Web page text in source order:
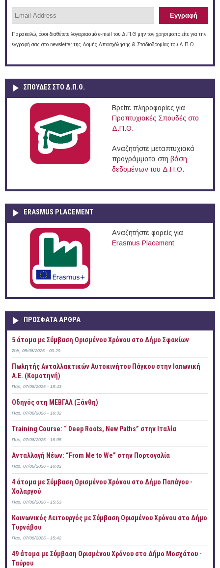
Παρακαλώ, όσοι διαθέτετε λογαριασμό e-mail του Δ.Π.Θ μην τον χρησιμοποιείτε για την
εγγραφή σας στο newsletter της Δομής Απασχόλησης & Σταδιοδρομίας του Δ.Π.Θ.
ΣΠΟΥΔΈΣ ΣΤΟ Δ.Π.Θ.
Βρείτε πληροφορίες για
Προπτυχιακές Σπουδές στο
Δ.Π.Θ.
Αναζητήστε μεταπτυχιακά
προγράμματα στη βάση
δεδομένων του Δ.Π.Θ.
ERASMUS PLACEMENT
Αναζητήστε φορείς για
Erasmus Placement
ΠΡOΣΦΑΤΑ AΡΘΡΑ
5 άτομα με Σύμβαση Ορισμένου Χρόνου στο Δήμο Σφακίων
Σάβ, 08/08/2026 - 00:29
Πωλητής Ανταλλακτικών Αυτοκινήτου Πάγκου στην Ιαπωνική
Α.Ε. (Κομοτηνή)
Παρ, 07/08/2026 - 18:43
Οδηγός στη ΜΕΒΓΑΛ (Ξάνθη)
Παρ, 07/08/2026 - 16:32
Training Course: “ Deep Roots, New Paths” στην Ιταλία
Παρ, 07/08/2026 - 16:05
Ανταλλαγή Νέων: “From Me to We” στην Πορτογαλία
Παρ, 07/08/2026 - 16:02
4 άτομα με Σύμβαση Ορισμένου Χρόνου στο Δήμο Παπάγου -
Χολαργού
Παρ, 07/08/2026 - 15:53
Κοινωνικός Λειτουργός με Σύμβαση Ορισμένου Χρόνου στο Δήμο
Τυρνάβου
Παρ, 07/08/2026 - 15:42
49 άτομα με Σύμβαση Ορισμένου Χρόνου στο Δήμο Μοσχάτου -
Ταύρου